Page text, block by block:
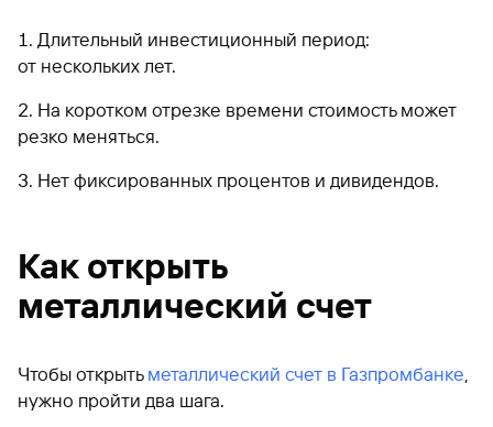
Длительный инвестиционный период:
от нескольких лет.
На коротком отрезке времени стоимость может
резко меняться.
Нет фиксированных процентов и дивидендов.
Как открыть
металлический счет
Чтобы открыть металлический счет в Газпромбанке
нужно пройти два шага.